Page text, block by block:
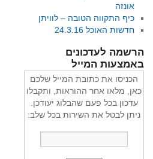
אונזה
כיף התקווה הטובה – לוויתן
חדשות האוכל 24.3.16
הרשמה לעדכונים
באמצעות המייל
הכניסו את כתובת המייל שלכם
כאן, מלאו אחר ההוראות, ותקבלו
עדכון בכל פעם שהבלוג יעודכן.
ניתן לבטל את השירות בכל שלב: